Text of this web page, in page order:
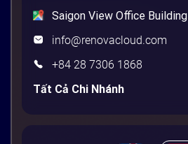
Saigon View Office Building
info@renovacloud.com
+84 28 7306 1868
Tất Cả Chi Nhánh